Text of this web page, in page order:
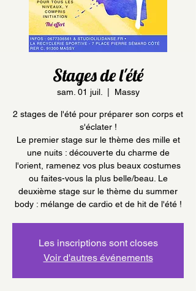
Stages de l'été
sam. 01 juil. Massy
2 stages de l'été pour préparer son corps et
s'éclater !
Le premier stage sur le thème des mille et
une nuits : découverte du charme de
l'orient, ramenez vos plus beaux costumes
ou faites-vous la plus belle/beau. Le
deuxième stage sur le thème du summer
body : mélange de cardio et de hit de l'été !
Les inscriptions sont closes
Voir d'autres événements